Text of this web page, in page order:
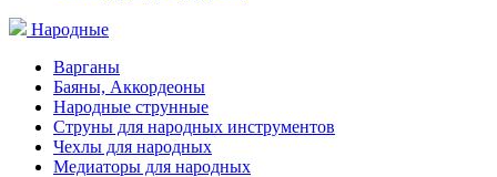
Народные
Варганы
Баяны, Аккордеоны
Народные струнные
Струны для народных инструментов
Чехлы для народных
Медиаторы для народных